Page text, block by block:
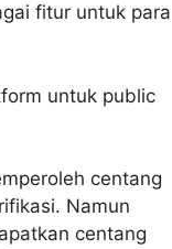
fitur untuk para
untuk public
centang
Namun
centang